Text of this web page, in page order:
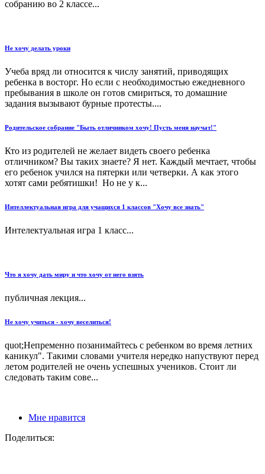
собранию во 2 классе...
Не хочу делать уроки
Учеба вряд ли относится к числу занятий, приводящих
ребенка в восторг. Но если с необходимостью ежедневного
пребывания в школе он готов смириться, то домашние
задания вызывают бурные протесты....
Родительское собрание "Быть отличником хочу! Пусть меня научат!"
Кто из родителей не желает видеть своего ребенка
отличником? Вы таких знаете? Я нет. Каждый мечтает, чтобы
его ребенок учился на пятерки или четверки. А как этого
хотят сами ребятишки! Но не у к...
Интеллектуальная игра для учащихся 1 классов "Хочу все знать"
Интелектуальная игра 1 класс...
Что я хочу дать миру и что хочу от него взять
публичная лекция...
Не хочу учиться - хочу веселиться!
quot;Непременно позанимайтесь с ребенком во время летних
каникул". Такими словами учителя нередко напуствуют перед
летом родителей не очень успешных учеников. Стоит ли
следовать таким сове...
Мне нравится
Поделиться: